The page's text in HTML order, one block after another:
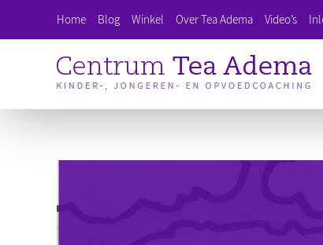
naar
Home Blog Winkel Over Tea Adema Video’s